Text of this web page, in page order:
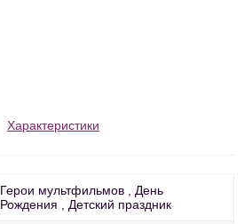
Характеристики
Герои мультфильмов
День
Рождения
Детский праздник